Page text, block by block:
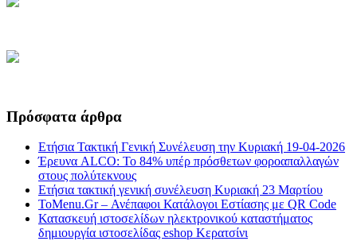
Πρόσφατα άρθρα
Ετήσια Τακτική Γενική Συνέλευση την Κυριακή 19-04-2026
Έρευνα ALCO: Το 84% υπέρ πρόσθετων φοροαπαλλαγών
στους πολύτεκνους
Ετήσια τακτική γενική συνέλευση Κυριακή 23 Μαρτίου
ToMenu.Gr – Ανέπαφοι Κατάλογοι Εστίασης με QR Code
Κατασκευή ιστοσελίδων ηλεκτρονικού καταστήματος
δημιουργία ιστοσελίδας eshop Κερατσίνι